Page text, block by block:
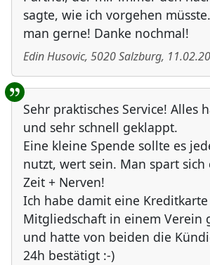
sagte, wie ich vorgehen
man gerne! Danke nochmal!
Edin Husovic, 5020Salzburg,
Sehr praktisches Service! Alles
und sehr schnell geklappt.
Eine kleine Spende sollte es
nutzt, wert sein. Man spart sich
Zeit + Nerven!
Ich habe damit eine
Mitgliedschaft in einem Verein
und hatte von beiden die
24h bestätigt :-)